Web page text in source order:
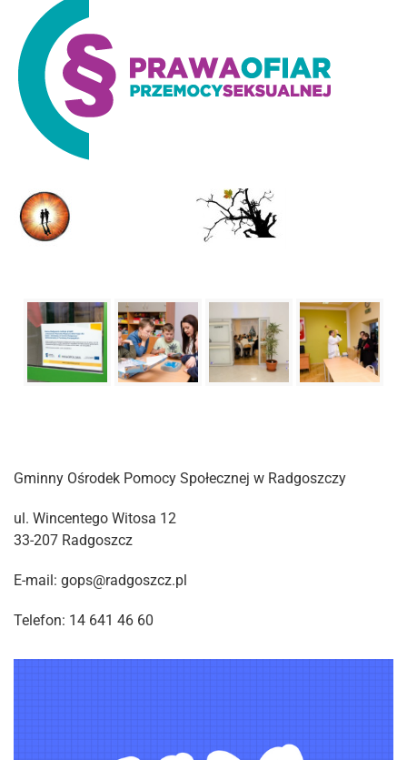
Gminny Ośrodek Pomocy Społecznej w Radgoszczy
ul. Wincentego Witosa 12
33-207 Radgoszcz
E-mail: gops@radgoszcz.pl
Telefon: 14 641 46 60